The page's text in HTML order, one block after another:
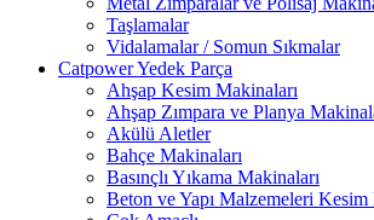
Taşlamalar
Vidalamalar / Somun Sıkmalar
Catpower Yedek Parça
Ahşap Kesim Makinaları
Ahşap Zımpara ve Planya
Akülü Aletler
Bahçe Makinaları
Basınçlı Yıkama Makinaları
Beton ve Yapı Malzemeleri Kesim